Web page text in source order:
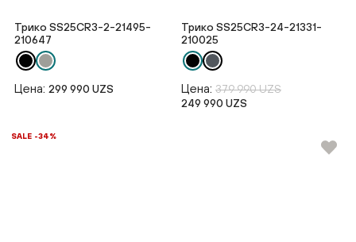
Трико SS25CR3-2-21495-
210647
Цена: 299 990 UZS
Трико SS25CR3-24-21331-
210025
Цена: 379 990 UZS
249 990 UZS
SALE -34%